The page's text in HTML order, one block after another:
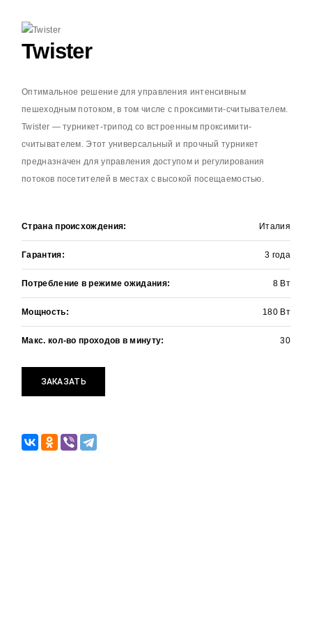
Twister
Оптимальное решение для управления интенсивным
пешеходным потоком, в том числе с проксимити-считывателем.
Twister — турникет-трипод со встроенным проксимити-
считывателем. Этот универсальный и прочный турникет
предназначен для управления доступом и регулирования
потоков посетителей в местах с высокой посещаемостью.
Страна происхождения: Италия
Гарантия: 3 года
Потребление в режиме ожидания: 8 Вт
Мощность: 180 Вт
Макс. кол-во проходов в минуту: 30
ЗАКАЗАТЬ
Оставьте контактные данные и мы
перезвоним в течении15 минут
Хочу получать информацию об